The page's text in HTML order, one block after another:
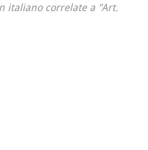
italiano correlate a "Art.